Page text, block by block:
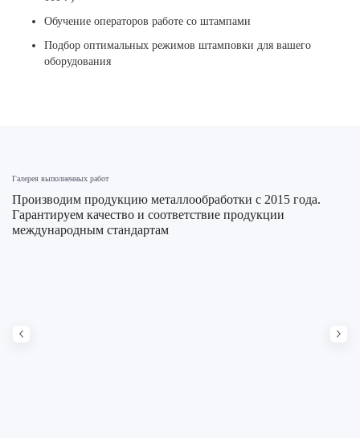
Обучение операторов работе со штампами
Подбор оптимальных режимов штамповки для вашего
оборудования
Галерея выполненных работ
Производим продукцию металлообработки с 2015 года.
Гарантируем качество и соответствие продукции
международным стандартам